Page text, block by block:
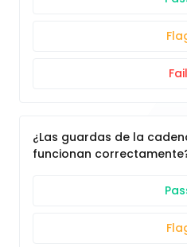
Fail
¿Las guardas de la
funcionan